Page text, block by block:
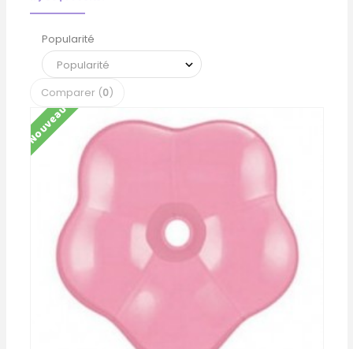
Popularité
Comparer (0)
Nouveau